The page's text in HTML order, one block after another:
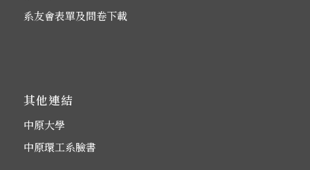
系友會表單及問卷下載
其他連結
中原大學
中原環工系臉書